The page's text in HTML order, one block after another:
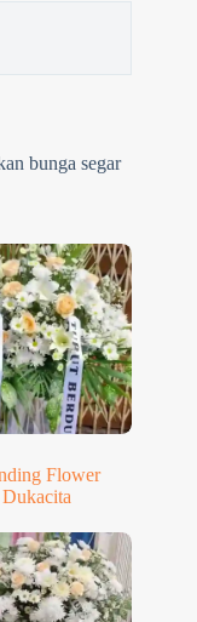
bunga segar
Flower
Dukacita